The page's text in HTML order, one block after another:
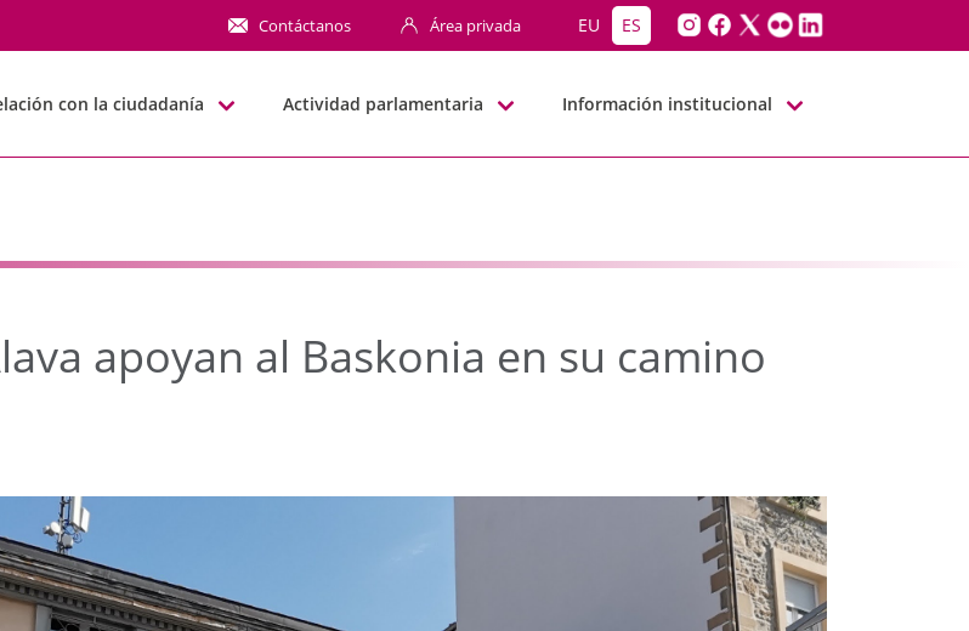
apoyan al Baskonia en su camino
Contáctanos Área privada EU ES
con la ciudadanía Actividad parlamentaria Información institucional
apoyan al Baskonia en su camino